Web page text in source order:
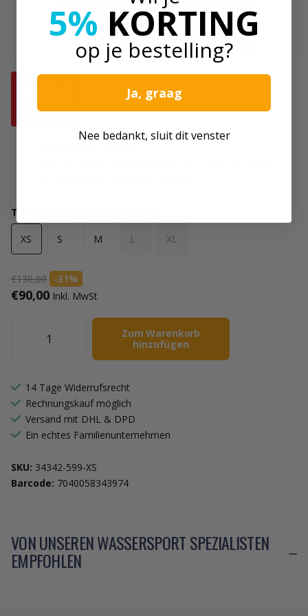
Treffen Sie eine Entscheidung
XS S M L XL
€130,00 -31%
€90,00 Inkl. MwSt
Zum Warenkorb
hinzufügen
14 Tage Widerrufsrecht
Rechnungskauf möglich
Versand mit DHL & DPD
Ein echtes Familienunternehmen
SKU: 34342-599-XS
Barcode: 7040058343974
VON UNSEREN WASSERSPORT SPEZIALISTEN
EMPFOHLEN
5% KORTING
op je bestelling?
Ja, graag
Nee bedankt, sluit dit venster